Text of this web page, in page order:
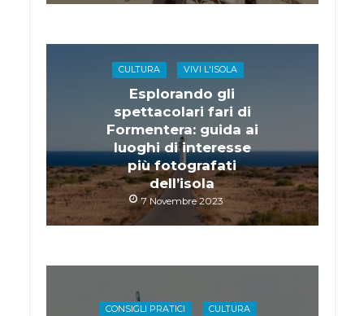
CULTURA VIVI L'ISOLA
Esplorando gli
spettacolari fari di
Formentera: guida ai
luoghi di interesse
più fotografati
dell’isola
7 Novembre 2023
CONSIGLI PRATICI CULTURA